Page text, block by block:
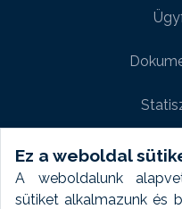
Ez a weboldal
A weboldalunk
sütiket alkalmazunk és